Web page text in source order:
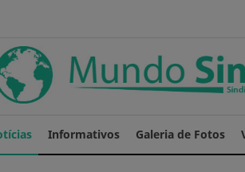
Informativos Galeria de Fotos